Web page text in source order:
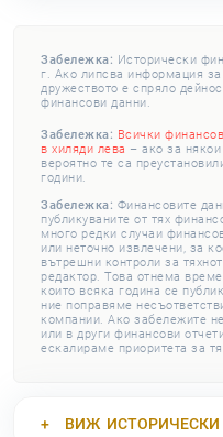
Забележка: Исторически
г. Ако липсва информация
дружеството е спряло
финансови данни.
Забележка: Всички
в хиляди лева – ако за
вероятно те са
години.
Забележка: Финансовите
публикуваните от тях
много редки случаи
или неточно извлечени, за
вътрешни контроли за
редактор. Това отнема
които всяка година се
ние поправяме
компании. Ако забележите
или в други финансови
ескалираме приоритета за
ВИЖ